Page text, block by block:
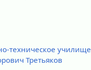
техническое училище
Третьяков